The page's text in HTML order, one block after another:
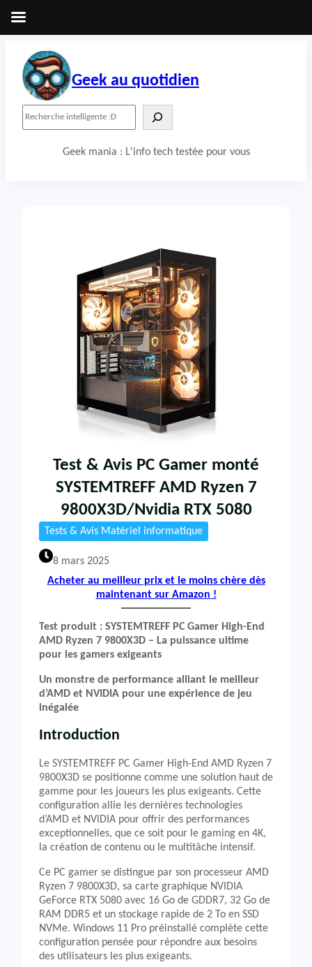
contenu
Geek au quotidien
Geek mania : L'info tech testée pour vous
Test & Avis PC Gamer monté
SYSTEMTREFF AMD Ryzen 7
9800X3D/Nvidia RTX 5080
Tests & Avis Matériel informatique
8 mars 2025
Acheter au meilleur prix et le moins chère dès
maintenant sur Amazon !
Test produit : SYSTEMTREFF PC Gamer High-End
AMD Ryzen 7 9800X3D – La puissance ultime
pour les gamers exigeants
Un monstre de performance alliant le meilleur
d’AMD et NVIDIA pour une expérience de jeu
inégalée
Introduction
Le SYSTEMTREFF PC Gamer High-End AMD Ryzen 7
9800X3D se positionne comme une solution haut de
gamme pour les joueurs les plus exigeants. Cette
configuration allie les dernières technologies
d’AMD et NVIDIA pour offrir des performances
exceptionnelles, que ce soit pour le gaming en 4K,
la création de contenu ou le multitâche intensif.
Ce PC gamer se distingue par son processeur AMD
Ryzen 7 9800X3D, sa carte graphique NVIDIA
GeForce RTX 5080 avec 16 Go de GDDR7, 32 Go de
RAM DDR5 et un stockage rapide de 2 To en SSD
NVMe. Windows 11 Pro préinstallé complète cette
configuration pensée pour répondre aux besoins
des utilisateurs les plus exigeants.